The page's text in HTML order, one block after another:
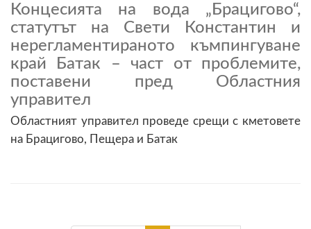
Концесията на вода „Брацигово“,
статутът на Свети Константин и
нерегламентираното къмпингуване
край Батак – част от проблемите,
поставени пред Областния
управител
Областният управител проведе срещи с кметовете
на Брацигово, Пещера и Батак